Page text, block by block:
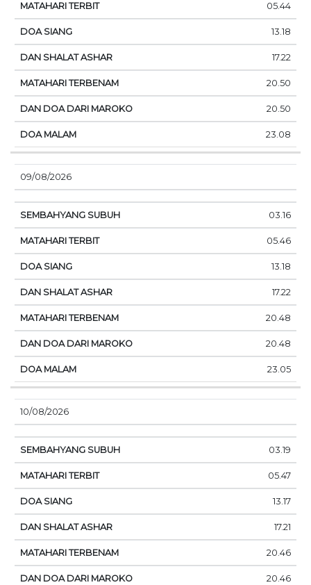
05.44
13.18
17.22
20.50
20.50
23.08
09/08/2026
03.16
05.46
13.18
17.22
20.48
20.48
23.05
10/08/2026
03.19
05.47
13.17
17.21
20.46
20.46